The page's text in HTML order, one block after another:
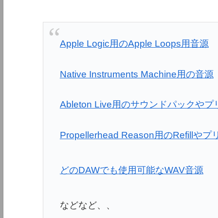
Apple Logic用のApple Loops用音源
Native Instruments Machine用の音源
Ableton Live用のサウンドパックやプ
Propellerhead Reason用のRefillやプ
どのDAWでも使用可能なWAV音源
などなど、、